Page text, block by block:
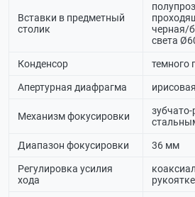
Вставки в предметный
столик
черная/
света
Конденсор темного
Апертурная диафрагма ирисовая
Механизм фокусировки
Диапазон фокусировки 36 мм
Регулировка усилия
хода
рукоятке